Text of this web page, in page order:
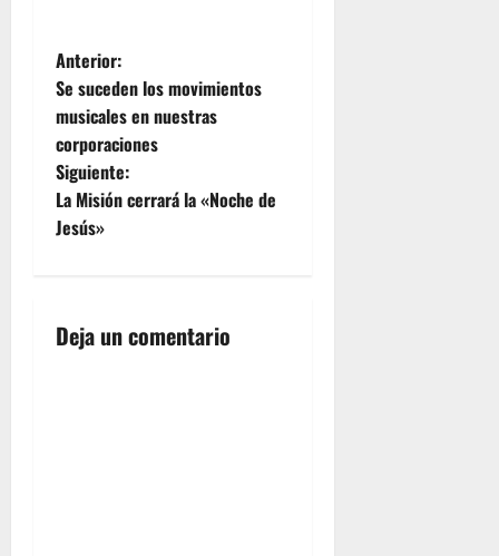
N
a
v
e
c
Anterior:
Se suceden los movimientos
musicales en nuestras
corporaciones
Siguiente:
La Misión cerrará la «Noche de
Jesús»
Deja un comentario